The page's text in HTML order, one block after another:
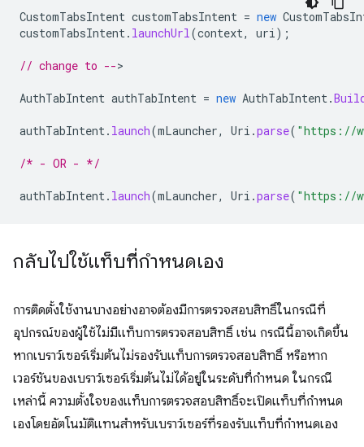
CustomTabsIntent customTabsIntent = new
customTabsIntent. launchUrl(context, uri);
// change to -->
AuthTabIntent authTabIntent = new AuthTabIntent.
authTabIntent. launch(mLauncher, Uri .parse( "https://
/* - OR - */
authTabIntent. launch(mLauncher, Uri .parse( "https://
กลับไปใช้แท็บที่กำหนดเอง
การติดตั้งใช้งานบางอย่างอาจต้องมีการตรวจสอบสิทธิ์ในกรณีที่
อุปกรณ์ของผู้ใช้ไม่มีแท็บการตรวจสอบสิทธิ์ เช่น กรณีนี้อาจเกิดขึ้น
หากเบราว์เซอร์เริ่มต้นไม่รองรับแท็บการตรวจสอบสิทธิ์ หรือหาก
เวอร์ชันของเบราว์เซอร์เริ่มต้นไม่ได้อยู่ในระดับที่กำหนด ในกรณี
เหล่านี้ ความตั้งใจของแท็บการตรวจสอบสิทธิ์จะเปิดแท็บที่กำหนด
เองโดยอัตโนมัติแทนสำหรับเบราว์เซอร์ที่รองรับแท็บที่กำหนดเอง